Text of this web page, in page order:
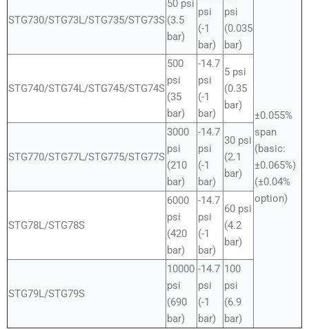
STG730/STG73L/STG735/STG73S
50 psi
(3.5
bar)
psi
(-1
bar)
psi
(0.035
bar)
±0.055%
span
(basic:
±0.065%)
(±0.04%
option)
STG740/STG74L/STG745/STG74S
500
psi
(35
bar)
-14.7
psi
(-1
bar)
5 psi
(0.35
bar)
STG770/STG77L/STG775/STG77S
3000
psi
(210
bar)
-14.7
psi
(-1
bar)
30 psi
(2.1
bar)
STG78L/STG78S
6000
psi
(420
bar)
-14.7
psi
(-1
bar)
60 psi
(4.2
bar)
STG79L/STG79S
10000
psi
(690
bar)
-14.7
psi
(-1
bar)
100
psi
(6.9
bar)